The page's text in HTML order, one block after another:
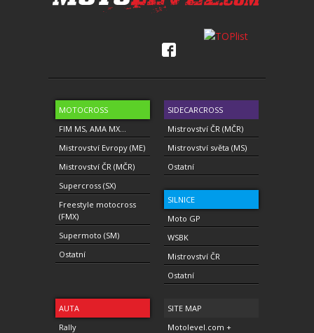
MOTOCROSS
FIM MS, AMA MX...
Mistrovství Evropy (ME)
Mistrovství ČR (MČR)
Supercross (SX)
Freestyle motocross
(FMX)
Supermoto (SM)
Ostatní
SIDECARCROSS
Mistrovství ČR (MČR)
Mistrovství světa (MS)
Ostatní
SILNICE
Moto GP
WSBK
Mistrovství ČR
Ostatní
AUTA
Rally
SITE MAP
Motolevel.com +